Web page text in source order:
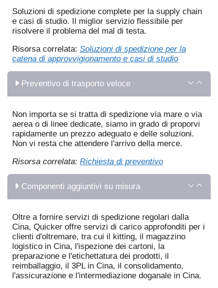
Soluzioni di spedizione complete per la supply chain
e casi di studio. Il miglior servizio flessibile per
risolvere il problema del mal di testa.
Risorsa correlata: Soluzioni di spedizione per la
catena di approvvigionamento e casi di studio
Preventivo di trasporto veloce
Non importa se si tratta di spedizione via mare o via
aerea o di linee dedicate, siamo in grado di proporvi
rapidamente un prezzo adeguato e delle soluzioni.
Non vi resta che attendere l'arrivo della merce.
Risorsa correlata: Richiesta di preventivo
Componenti aggiuntivi su misura
Oltre a fornire servizi di spedizione regolari dalla
Cina, Quicker offre servizi di carico approfonditi per i
clienti d'oltremare, tra cui il kitting, il magazzino
logistico in Cina, l'ispezione dei cartoni, la
preparazione e l'etichettatura dei prodotti, il
reimballaggio, il 3PL in Cina, il consolidamento,
l'assicurazione e l'intermediazione doganale in Cina.